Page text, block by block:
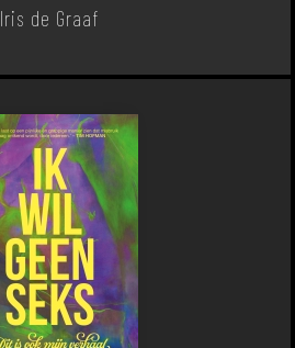
Iris de Graaf